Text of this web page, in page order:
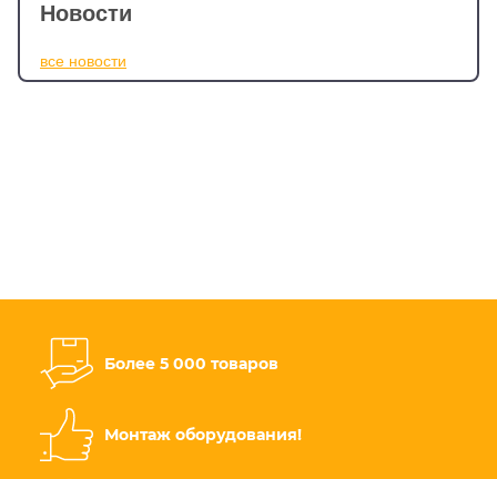
Новости
все новости
Более 5 000 товаров
Монтаж оборудования!